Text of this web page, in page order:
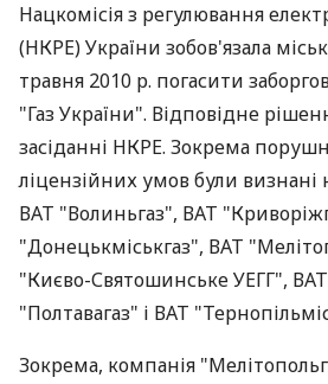
Нацкомісія з регулювання
(НКРЕ) України зобов'язала
травня 2010 р. погасити
"Газ України". Відповідне
засіданні НКРЕ. Зокрема
ліцензійних умов були визнані
ВАТ "Волиньгаз", ВАТ
"Донецькміськгаз", ВАТ
"Києво-Святошинське УЕГГ",
"Полтавагаз" і ВАТ
Зокрема, компанія